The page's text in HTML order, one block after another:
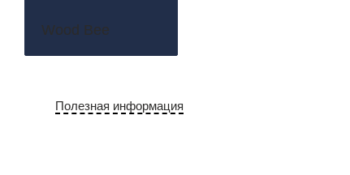
Wood Bee
Полезная информация